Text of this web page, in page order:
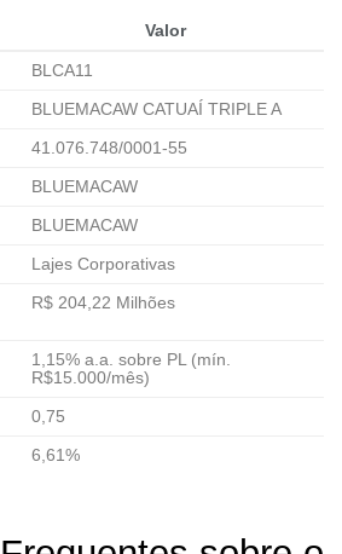
Valor
BLCA11
BLUEMACAW CATUAÍ TRIPLE A
41.076.748/0001-55
BLUEMACAW
BLUEMACAW
Lajes Corporativas
R$ 204,22 Milhões
1,15% a.a. sobre PL (mín.
R$15.000/mês)
0,75
6,61%